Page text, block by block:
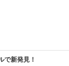
で新発見！